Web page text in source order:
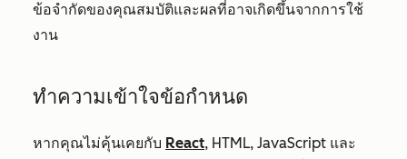
ข้อจำกัดของคุณสมบัติและผลที่อาจเกิดขึ้นจากการใช้
งาน
ทำความเข้าใจข้อกำหนด
หากคุณไม่คุ้นเคยกับ React, HTML, JavaScript และ